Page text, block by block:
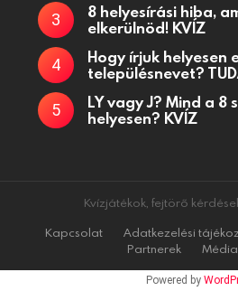
8 helyesírási hiba,
elkerülnöd! KVÍZ
Hogy írjuk helyesen
településnevet?
LY vagy J? Mind a 8
helyesen? KVÍZ
Kvízjátékok, fejtörő
Kapcsolat
Adatkezelési
Partnerek
Powered by